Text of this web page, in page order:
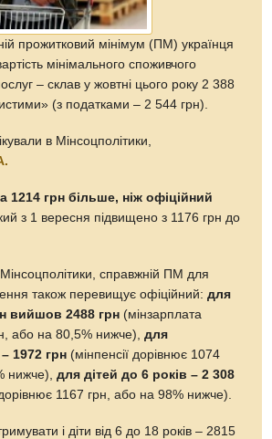
прожитковий мінімум (ПМ) українця
мінімального споживчого
– склав у жовтні цього року 2 388
(з податками – 2 544 грн).
в Мінсоцполітики,
1214 грн більше, ніж офіційний
з 1 вересня підвищено з 1176 грн до
справжній ПМ для
також перевищує офіційний:для
вийшов 2488 грн (мінзарплата
або на 80,5% нижче),для
1972 грн (мінпенсії дорівнює 1074
нижче),для дітей до 6 років – 2 308
1167 грн, або на 98% нижче).
і діти від 6 до 18 років – 2815